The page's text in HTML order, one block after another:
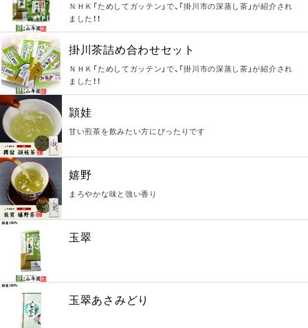
ＮＨＫ「ためしてガッテン」で、「掛川市の深蒸し茶」が紹介され
ました！！
掛川茶詰め合わせセット
ＮＨＫ「ためしてガッテン」で、「掛川市の深蒸し茶」が紹介され
ました！！
頴娃
甘い煎茶を飲みたい方にぴったりです
嬉野
まろやかな味と強い香り
玉翠
玉翠あさみどり